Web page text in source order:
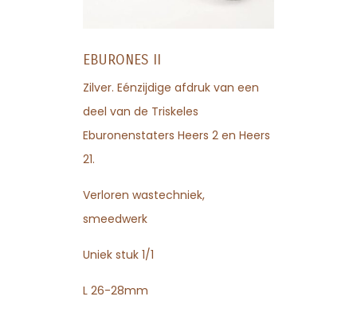
EBURONES II
Zilver. Eénzijdige afdruk van een
deel van de Triskeles
Eburonenstaters Heers 2 en Heers
21.
Verloren wastechniek,
smeedwerk
Uniek stuk 1/1
L 26-28mm